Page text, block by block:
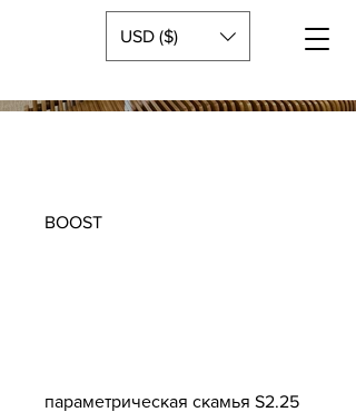
USD ($)
BOOST
параметрическая скамья S2.25